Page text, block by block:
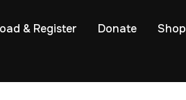
& Register Donate Shop